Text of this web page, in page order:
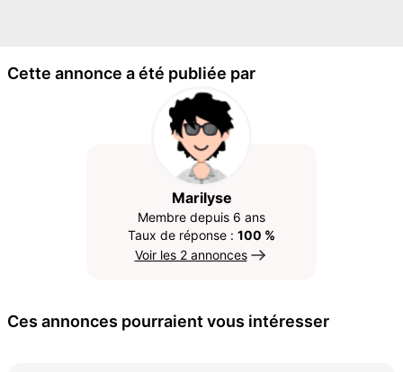
Cette annonce a été publiée par
Marilyse
Membre depuis 6 ans
Taux de réponse : 100 %
Voir les 2 annonces
Ces annonces pourraient vous intéresser